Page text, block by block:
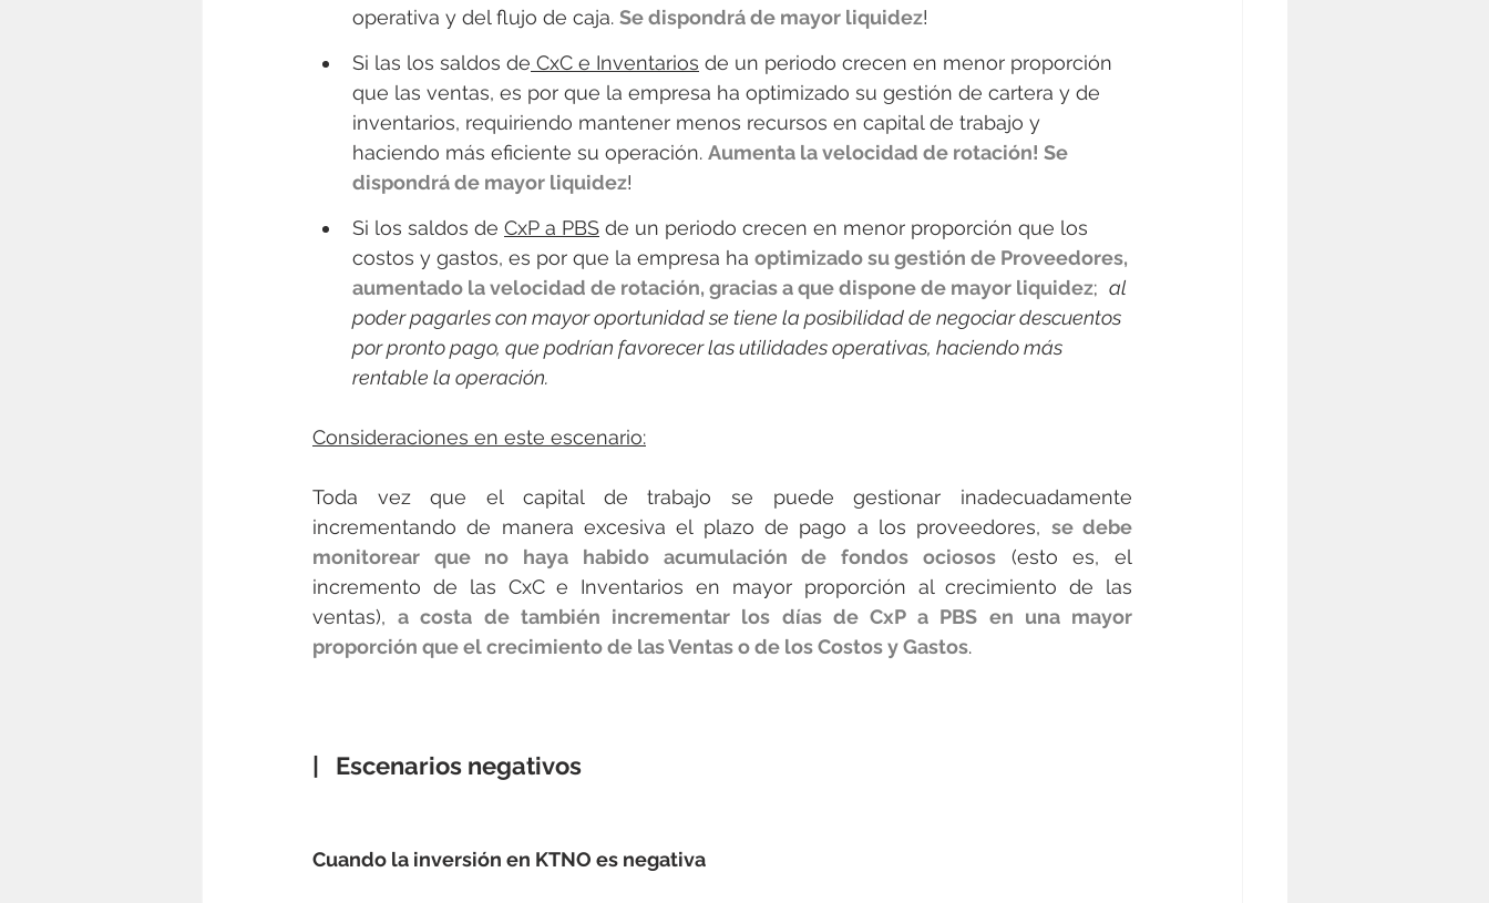
operativa y del flujo de caja. Se dispondrá de mayor liquidez!
Si las los saldos de CxC e Inventarios de un periodo crecen en menor proporción
que las ventas, es por que la empresa ha optimizado su gestión de cartera y de
inventarios, requiriendo mantener menos recursos en capital de trabajo y
haciendo más eficiente su operación. Aumenta la velocidad de rotación! Se
dispondrá de mayor liquidez!
Si los saldos de CxP a PBS de un periodo crecen en menor proporción que los
costos y gastos, es por que la empresa ha optimizado su gestión de Proveedores,
aumentado la velocidad de rotación, gracias a que dispone de mayor liquidez; al
poder pagarles con mayor oportunidad se tiene la posibilidad de negociar descuentos
por pronto pago, que podrían favorecer las utilidades operativas, haciendo más
rentable la operación.
Consideraciones en este escenario:
Toda vez que el capital de trabajo se puede gestionar inadecuadamente
incrementando de manera excesiva el plazo de pago a los proveedores, se debe
monitorear que no haya habido acumulación de fondos ociosos (esto es, el
incremento de las CxC e Inventarios en mayor proporción al crecimiento de las
ventas), a costa de también incrementar los días de CxP a PBS en una mayor
proporción que el crecimiento de las Ventas o de los Costos y Gastos.
|   Escenarios negativos
Cuando la inversión en KTNO es negativa